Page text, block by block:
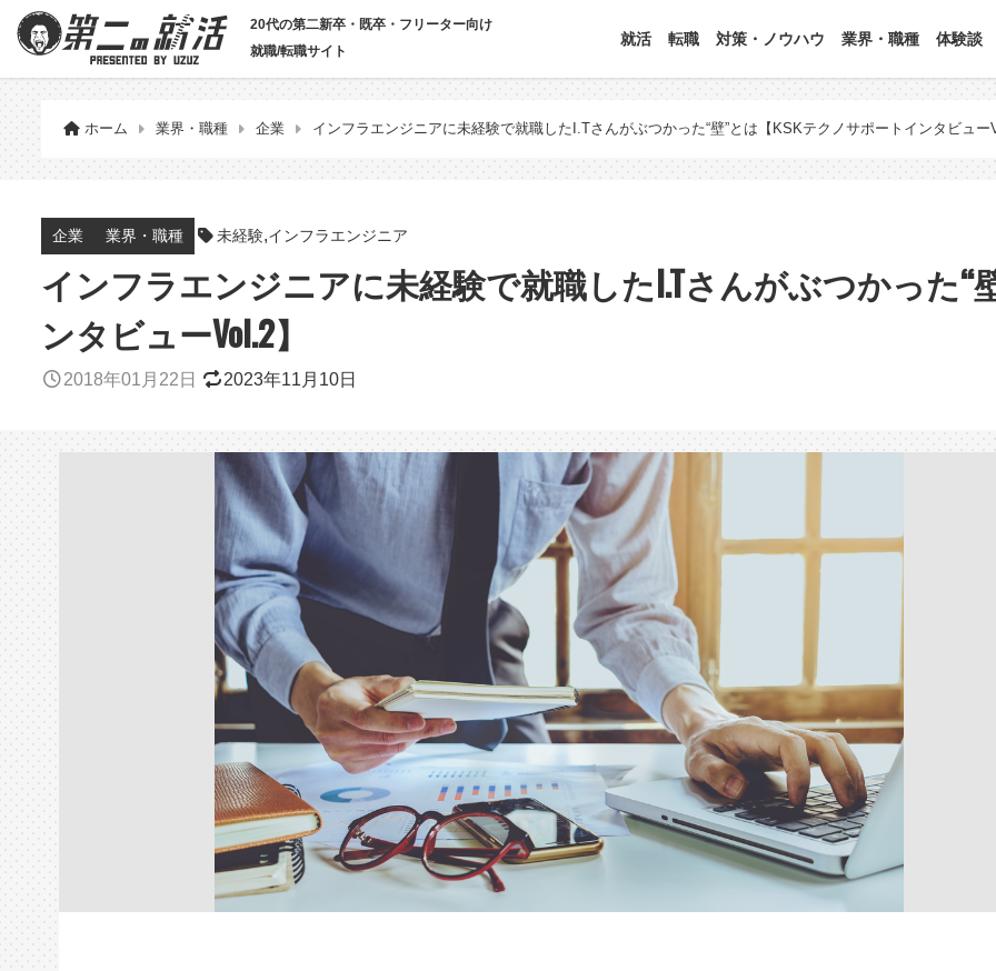
20代の第二新卒・既卒・フリーター向け
就職/転職サイト
就活 転職 対策・ノウハウ 業界・職種 体験談
ホーム 業界・職種 企業 インフラエンジニアに未経験で就職したI.Tさんがぶつかった“壁”とは【KSKテクノサポートインタビュー
企業 業界・職種 未経験,インフラエンジニア
インフラエンジニアに未経験で就職したI.Tさんがぶつかった“
ンタビューVol.2】
2018年01月22日 2023年11月10日